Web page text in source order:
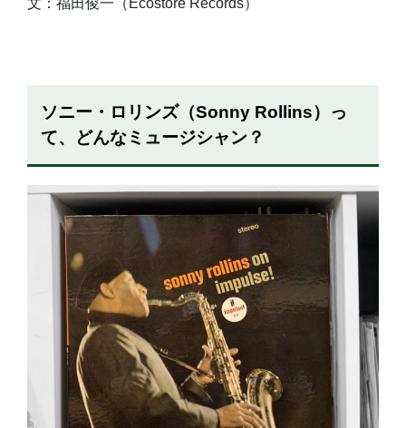
文：福田俊一（Ecostore Records）
ソニー・ロリンズ（Sonny Rollins）っ
て、どんなミュージシャン？